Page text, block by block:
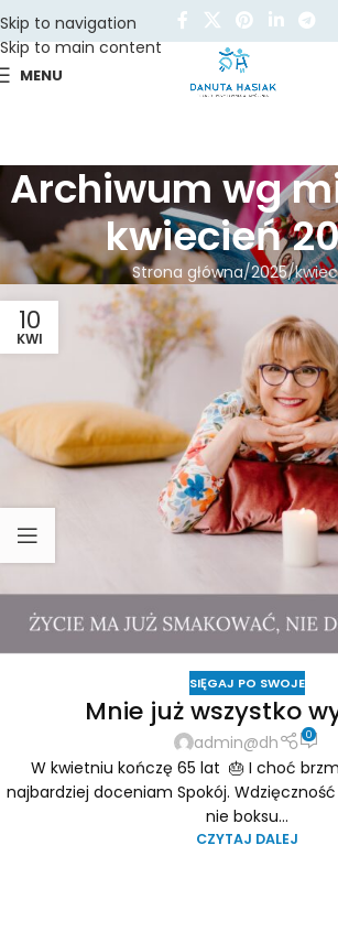
Skip to navigation
Skip to main content
MENU
Archiwum wg
kwiecień
Strona główna 2025
10
KWI
SIĘGAJ PO SWOJE
Mnie już wszystko
admin@dh 0
W kwietniu kończę 65 lat 🎂 I choć
najbardziej doceniam Spokój.
nie boksu...
CZYTAJ DALEJ